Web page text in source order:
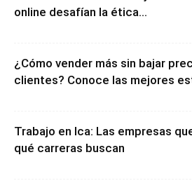
online desafían la ética...
¿Cómo vender más sin bajar
clientes? Conoce las mejores
Trabajo en Ica: Las empresas
qué carreras buscan